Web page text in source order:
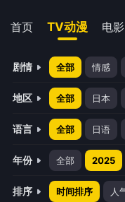
首页 TV动漫 电影
我的
剧情 全部 情感
地区 全部 日本
语言 全部 日语
年份 全部 2025
排序 时间排序 人